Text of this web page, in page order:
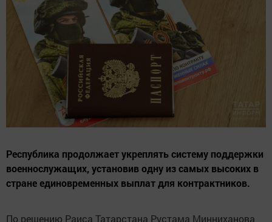
Республика продолжает укреплять систему поддержки
военнослужащих, установив одну из самых высоких в
стране единовременных выплат для контрактников.
По решению Раиса Татарстана Рустама Минниханова